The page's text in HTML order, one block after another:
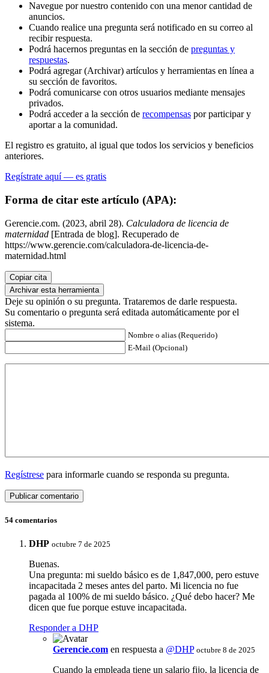
Navegue por nuestro contenido con una menor cantidad de
anuncios.
Cuando realice una pregunta será notificado en su correo al
recibir respuesta.
Podrá hacernos preguntas en la sección de preguntas y
respuestas.
Podrá agregar (Archivar) artículos y herramientas en línea a
su sección de favoritos.
Podrá comunicarse con otros usuarios mediante mensajes
privados.
Podrá acceder a la sección de recompensas por participar y
aportar a la comunidad.
El registro es gratuito, al igual que todos los servicios y beneficios
anteriores.
Regístrate aquí — es gratis
Forma de citar este artículo (APA):
Gerencie.com. (2023, abril 28). Calculadora de licencia de
maternidad [Entrada de blog]. Recuperado de
https://www.gerencie.com/calculadora-de-licencia-de-
maternidad.html
Copiar cita
Archivar esta herramienta
Deje su opinión o su pregunta. Trataremos de darle respuesta.
Su comentario o pregunta será editada automáticamente por el
sistema.
Nombre o alias (Requerido)
E-Mail (Opcional)
Regístrese para informarle cuando se responda su pregunta.
54 comentarios
DHP octubre 7 de 2025
Buenas.
Una pregunta: mi sueldo básico es de 1,847,000, pero estuve
incapacitada 2 meses antes del parto. Mi licencia no fue
pagada al 100% de mi sueldo básico. ¿Qué debo hacer? Me
dicen que fue porque estuve incapacitada.
Responder a DHP
Gerencie.com en respuesta a @DHP octubre 8 de 2025
Cuando la empleada tiene un salario fijo, la licencia de